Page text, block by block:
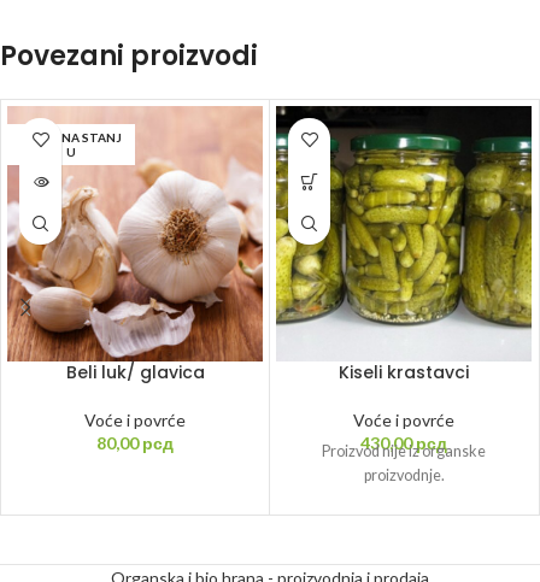
Povezani proizvodi
NEMA NA STANJ
U
Beli luk/ glavica
Voće i povrće
80,00рсд
Kiseli krastavci
Voće i povrće
430,00рсд
Proizvod nije iz organske
proizvodnje.